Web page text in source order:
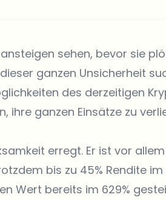
sehen, bevor sie
ganzen Unsicherheit
des derzeitigen
ihre ganzen Einsätze zu
erregt. Er ist vor
bis zu 45% Rendite im
Wert bereits im 629%